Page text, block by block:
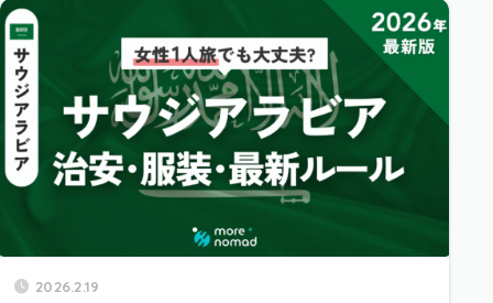
2026.2.19